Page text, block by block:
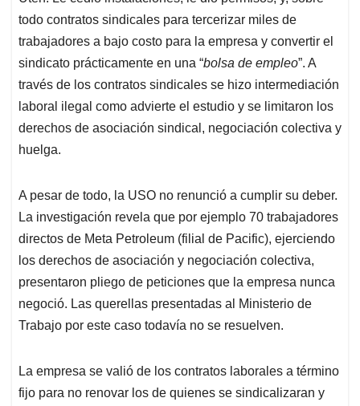
todo contratos sindicales para tercerizar miles de
trabajadores a bajo costo para la empresa y convertir el
sindicato prácticamente en una “bolsa de empleo”. A
través de los contratos sindicales se hizo intermediación
laboral ilegal como advierte el estudio y se limitaron los
derechos de asociación sindical, negociación colectiva y
huelga.
A pesar de todo, la USO no renunció a cumplir su deber.
La investigación revela que por ejemplo 70 trabajadores
directos de Meta Petroleum (filial de Pacific), ejerciendo
los derechos de asociación y negociación colectiva,
presentaron pliego de peticiones que la empresa nunca
negoció. Las querellas presentadas al Ministerio de
Trabajo por este caso todavía no se resuelven.
La empresa se valió de los contratos laborales a término
fijo para no renovar los de quienes se sindicalizaran y